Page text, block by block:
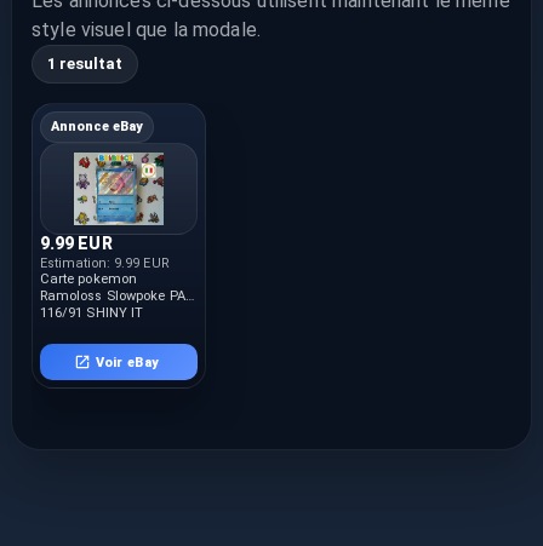
style visuel que la modale.
1 resultat
Annonce eBay
9.99 EUR
Estimation: 9.99 EUR
Carte pokemon
Ramoloss Slowpoke PAF
116/91 SHINY IT
Voir eBay